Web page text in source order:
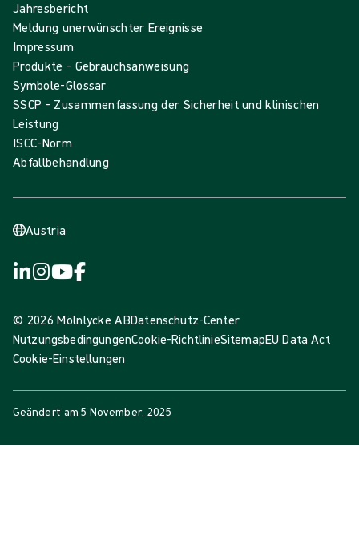
Jahresbericht
Meldung unerwünschter Ereignisse
Impressum
Produkte - Gebrauchsanweisung
Symbole-Glossar
SSCP - Zusammenfassung der Sicherheit und klinischen
Leistung
ISCC-Norm
Abfallbehandlung
Austria
© 2026 Mölnlycke ABDatenschutz-Center
NutzungsbedingungenCookie-RichtlinieSitemapEU Data Act
Cookie-Einstellungen
Geändert am5 November, 2025